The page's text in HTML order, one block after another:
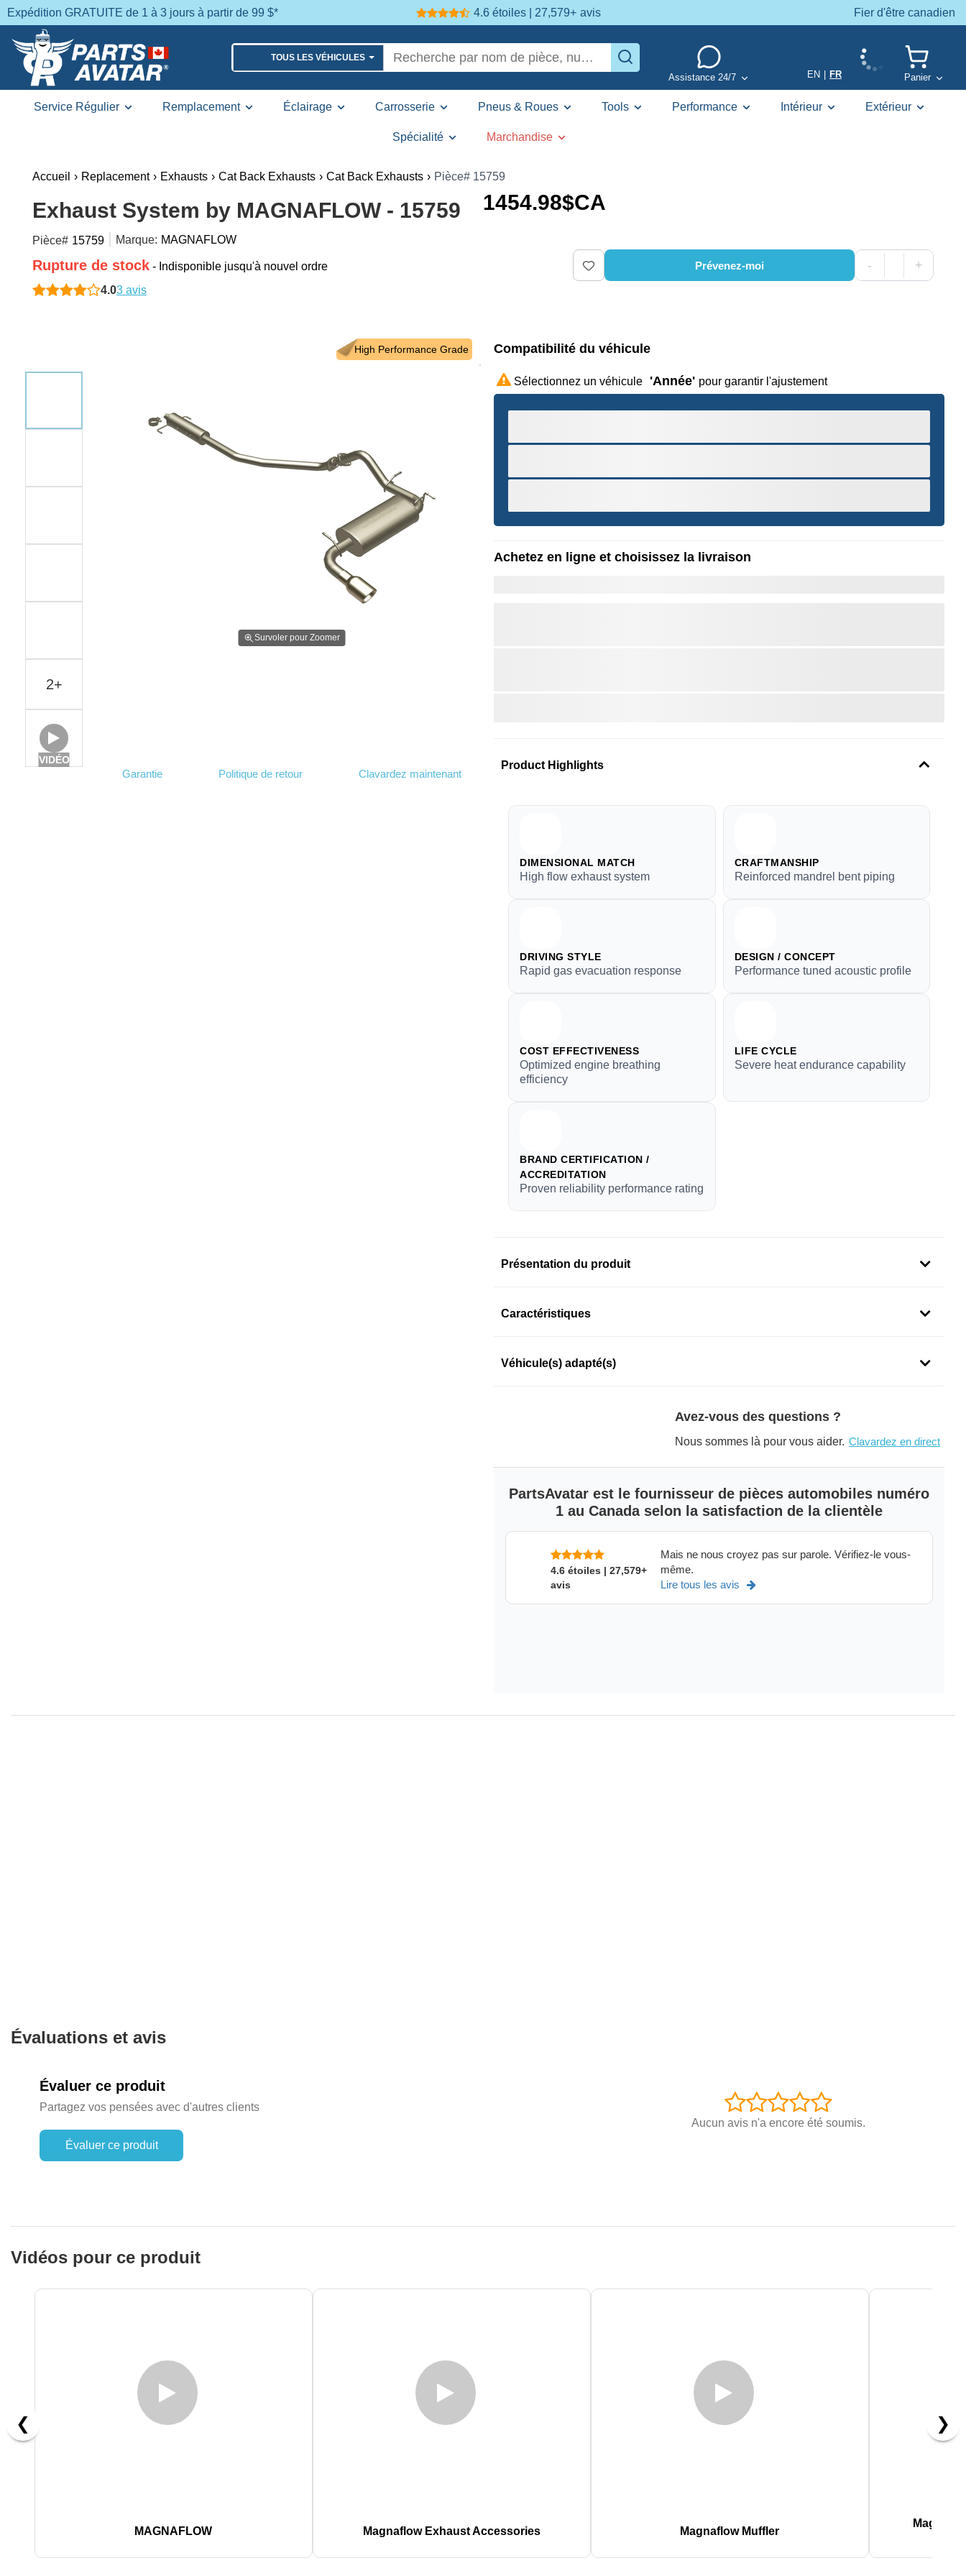
Expédition GRATUITE de 1 à 3 jours à partir de 99 $* 4.6 étoiles | 27,579+ avis Fier d'être canadien
TOUS LES VÉHICULES
Assistance 24/7 EN FR Panier
Service Régulier Remplacement Éclairage Carrosserie Pneus & Roues Tools Performance Intérieur Extérieur
Spécialité Marchandise
Accueil › Replacement › Exhausts › Cat Back Exhausts › Cat Back Exhausts › Pièce# 15759
Exhaust System by MAGNAFLOW - 15759
Pièce# 15759 Marque: MAGNAFLOW
Rupture de stock - Indisponible jusqu'à nouvel ordre
4.03 avis
1454.98$CA
Prévenez-moi - +
High Performance Grade
Survoler pour Zoomer
Garantie Politique de retour Clavardez maintenant
2+
VIDÉO
Compatibilité du véhicule
Sélectionnez un véhicule 'Année' pour garantir l'ajustement
Achetez en ligne et choisissez la livraison
Product Highlights
DIMENSIONAL MATCH
High flow exhaust system
CRAFTMANSHIP
Reinforced mandrel bent piping
DRIVING STYLE
Rapid gas evacuation response
DESIGN / CONCEPT
Performance tuned acoustic profile
COST EFFECTIVENESS
Optimized engine breathing
efficiency
LIFE CYCLE
Severe heat endurance capability
BRAND CERTIFICATION /
ACCREDITATION
Proven reliability performance rating
Présentation du produit
MAGNAFLOW
Caractéristiques
Véhicule(s) adapté(s)
Avez-vous des questions ?
Nous sommes là pour vous aider. Clavardez en direct
PartsAvatar est le fournisseur de pièces automobiles numéro
1 au Canada selon la satisfaction de la clientèle
4.6 étoiles | 27,579+
avis
Mais ne nous croyez pas sur parole. Vérifiez-le vous-
même.
Lire tous les avis
Évaluations et avis
Évaluer ce produit
Partagez vos pensées avec d'autres clients
Évaluer ce produit
Aucun avis n'a encore été soumis.
Vidéos pour ce produit
❮ ❯
MAGNAFLOW Magnaflow Exhaust Accessories Magnaflow Muffler